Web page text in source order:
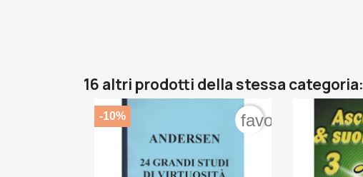
16 altri prodotti della stessa categoria:
-10% favorite_border